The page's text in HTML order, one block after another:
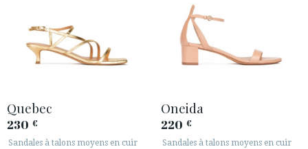
Quebec
230 €
Sandales à talons moyens en cuir
Oneida
220 €
Sandales à talons moyens en cuir